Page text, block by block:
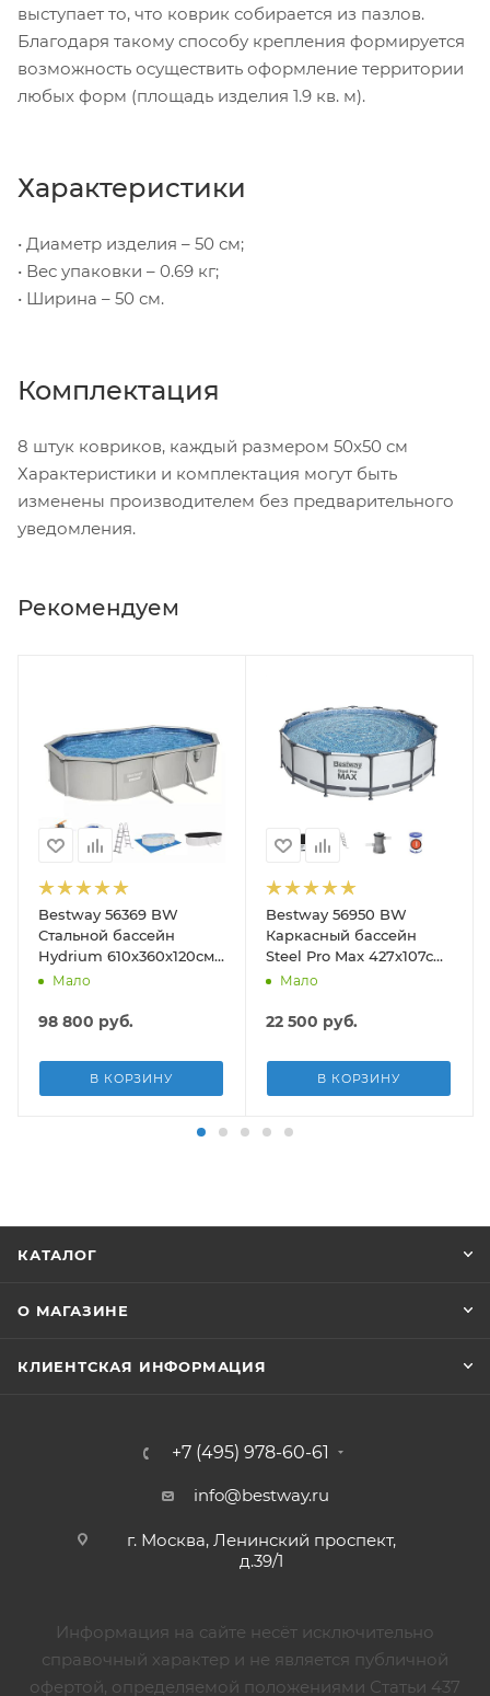
выступает то, что коврик собирается из пазлов.
Благодаря такому способу крепления формируется
возможность осуществить оформление территории
любых форм (площадь изделия 1.9 кв. м).
Характеристики
• Диаметр изделия – 50 см;
• Вес упаковки – 0.69 кг;
• Ширина – 50 см.
Комплектация
8 штук ковриков, каждый размером 50x50 см
Характеристики и комплектация могут быть
изменены производителем без предварительного
уведомления.
Рекомендуем
Bestway 56369 BW
Стальной бассейн
Hydrium 610х360х120см,
19929л, песч.фил.-нас
подст.
Мало
98 800 руб.
В КОРЗИНУ
Bestway 56950 BW
Каркасный бассейн
Steel Pro Max 427х107см,
13030л, фил.-насос
Мало
22 500 руб.
В КОРЗИНУ
КАТАЛОГ
О МАГАЗИНЕ
КЛИЕНТСКАЯ ИНФОРМАЦИЯ
+7 (495) 978-60-61
info@bestway.ru
г. Москва, Ленинский проспект,
д.39/1
Информация на сайте несёт исключительно
справочный характер и не является публичной
офертой, определяемой положениями Статьи 437